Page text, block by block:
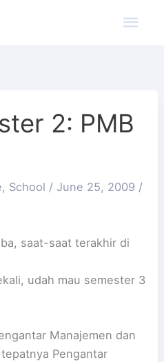
2: PMB
, School / June 25, 2009 /
saat-saat terakhir di
udah mau semester 3
Manajemen dan
Pengantar